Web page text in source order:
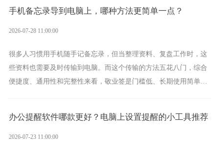
手机备忘录导到电脑上，哪种方法更简单一点？
2026-07-28 11:00:00
很多人习惯用手机随手记备忘录，但当整理资料、复盘工作时，这
些资料也需要及时传输到电脑。而这个传输的方法五花八门，综合
便捷度、通用性和完整性来看，敬业签是门槛低、长期使用简单的
办公提醒软件哪款更好？电脑上设置提醒的小工具推荐
2026-07-23 11:00:00